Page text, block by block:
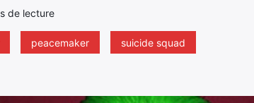
de lecture
peacemaker suicide squad